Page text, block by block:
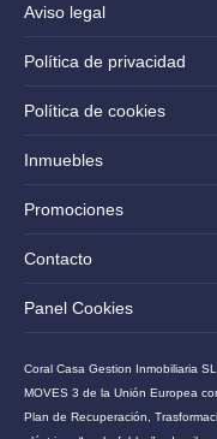
Aviso legal
Política de privacidad
Política de cookies
Inmuebles
Promociones
Contacto
Panel Cookies
Coral Casa Gestion Inmobiliaria
MOVES 3 de la Unión Europea
Plan de Recuperación,